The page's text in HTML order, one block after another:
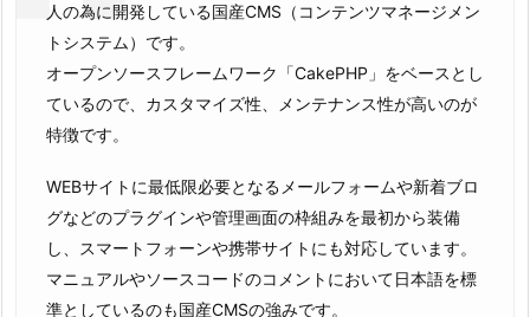
人の為に開発している国産CMS（コンテンツマネージメン
トシステム）です。
オープンソースフレームワーク「CakePHP」をベースとし
ているので、カスタマイズ性、メンテナンス性が高いのが
特徴です。
WEBサイトに最低限必要となるメールフォームや新着ブロ
グなどのプラグインや管理画面の枠組みを最初から装備
し、スマートフォーンや携帯サイトにも対応しています。
マニュアルやソースコードのコメントにおいて日本語を標
準としているのも国産CMSの強みです。